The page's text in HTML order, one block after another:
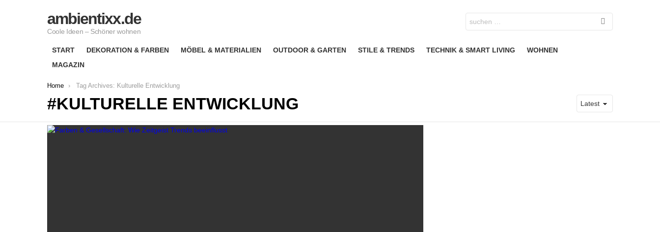
ambientixx.de
Coole Ideen – Schöner wohnen
for:
START DEKORATION & FARBEN MÖBEL & MATERIALIEN OUTDOOR & GARTEN STILE & TRENDS TECHNIK & SMART LIVING
WOHNEN
MAGAZIN
You are here:
Home Tag Archives: Kulturelle Entwicklung
KULTURELLE ENTWICKLUNG
LATEST